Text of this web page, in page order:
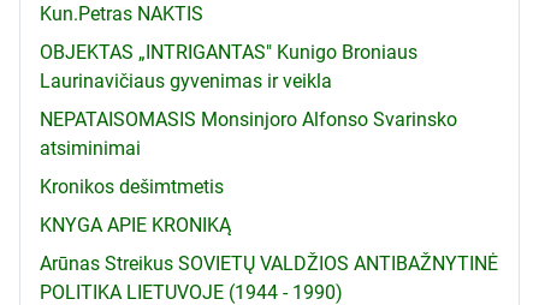
Kun.Petras NAKTIS
OBJEKTAS „INTRIGANTAS" Kunigo Broniaus
Laurinavičiaus gyvenimas ir veikla
NEPATAISOMASIS Monsinjoro Alfonso Svarinsko
atsiminimai
Kronikos dešimtmetis
KNYGA APIE KRONIKĄ
Arūnas Streikus SOVIETŲ VALDŽIOS ANTIBAŽNYTINĖ
POLITIKA LIETUVOJE (1944 - 1990)